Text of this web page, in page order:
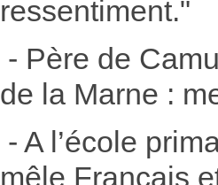
ressentiment."
- Père de
de la Marne :
- A l’école
mêle Français